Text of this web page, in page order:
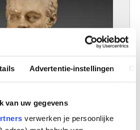
Advertentie-instellingen
van uw gegevens
verwerken je persoonlijke